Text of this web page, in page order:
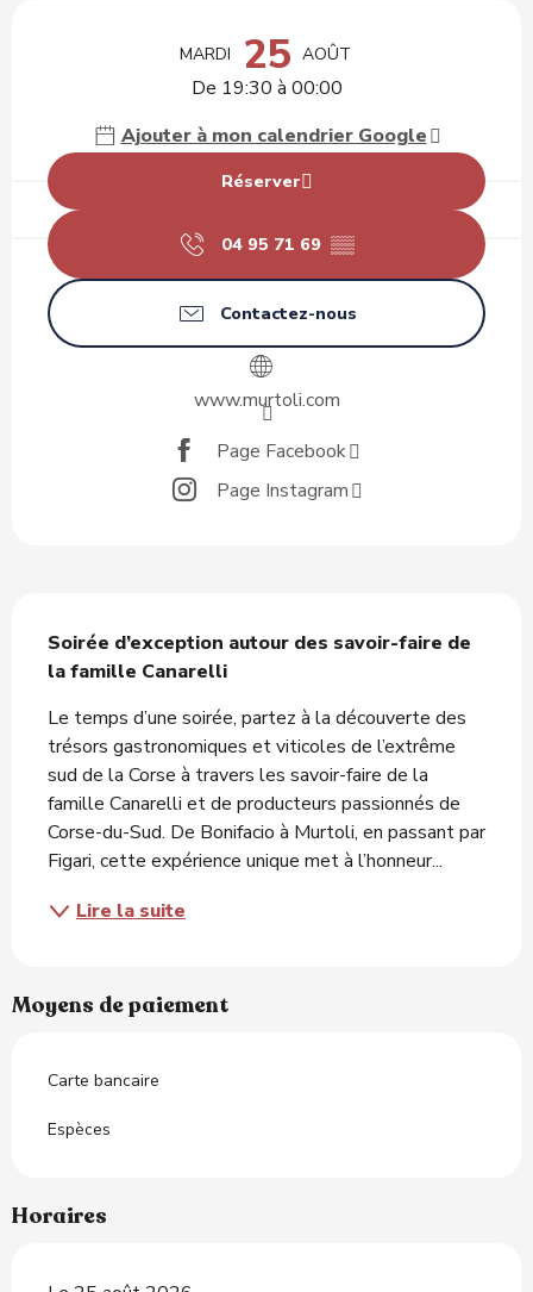
MARDI 25 AOÛT
De 19:30 à 00:00
Ajouter à mon calendrier Google
Réserver
04 95 71 69 ▒▒
Contactez-nous
www.murtoli.com
Page Facebook
Page Instagram
Soirée d’exception autour des savoir-faire de
la famille Canarelli
Le temps d’une soirée, partez à la découverte des
trésors gastronomiques et viticoles de l’extrême
sud de la Corse à travers les savoir-faire de la
famille Canarelli et de producteurs passionnés de
Corse-du-Sud. De Bonifacio à Murtoli, en passant par
Figari, cette expérience unique met à l’honneur...
Lire la suite
Moyens de paiement
Carte bancaire
Espèces
Horaires